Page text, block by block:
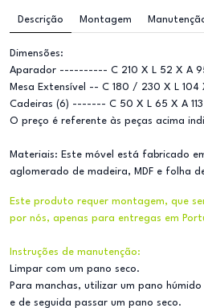
Descrição Montagem
Dimensões:
Aparador ---------- C 210 X L 52 X A
Mesa Extensível -- C 180 / 230 X L 104
Cadeiras (6) ------- C 50 X L 65 X A 113
O preço é referente às peças acima
Materiais: Este móvel está fabricado
aglomerado de madeira, MDF e folha
Este produto requer montagem, que
por nós, apenas para entregas em
Instruções de manutenção:
Limpar com um pano seco.
Para manchas, utilizar um pano húmido
e de seguida passar um pano seco.